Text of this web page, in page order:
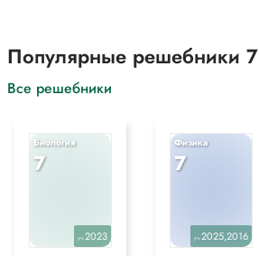
Популярные решебники
Все решебники
Биология
7
уч.2023
Физика
7
уч.2025,2016